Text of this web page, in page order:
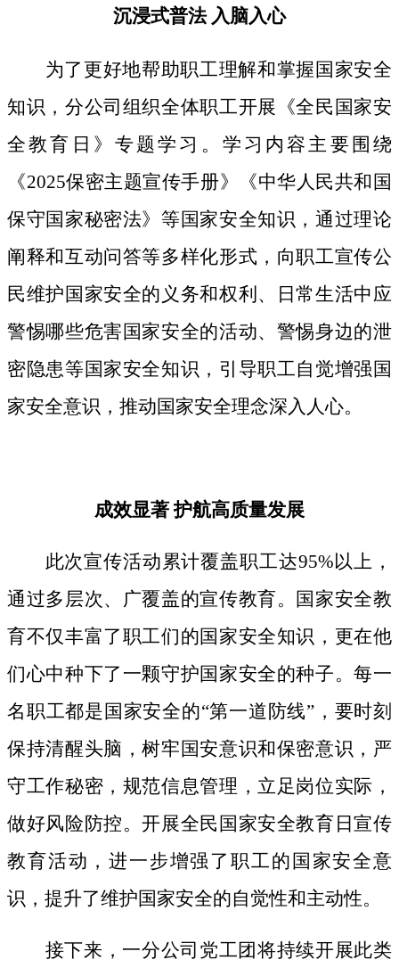
沉浸式普法 入脑入心
为了更好地帮助职工理解和掌握国家安全
知识，分公司组织全体职工开展《全民国家安
全教育日》专题学习。学习内容主要围绕
《2025保密主题宣传手册》《中华人民共和国
保守国家秘密法》等国家安全知识，通过理论
阐释和互动问答等多样化形式，向职工宣传公
民维护国家安全的义务和权利、日常生活中应
警惕哪些危害国家安全的活动、警惕身边的泄
密隐患等国家安全知识，引导职工自觉增强国
家安全意识，推动国家安全理念深入人心。
成效显著护航高质量发展
此次宣传活动累计覆盖职工达95%以上，
通过多层次、广覆盖的宣传教育。国家安全教
育不仅丰富了职工们的国家安全知识，更在他
们心中种下了一颗守护国家安全的种子。每一
名职工都是国家安全的“第一道防线”，要时刻
保持清醒头脑，树牢国安意识和保密意识，严
守工作秘密，规范信息管理，立足岗位实际，
做好风险防控。开展全民国家安全教育日宣传
教育活动，进一步增强了职工的国家安全意
识，提升了维护国家安全的自觉性和主动性。
接下来，一分公司党工团将持续开展此类